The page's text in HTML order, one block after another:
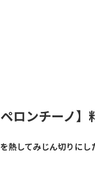
ペロンチーノ】
熱してみじん切りにし